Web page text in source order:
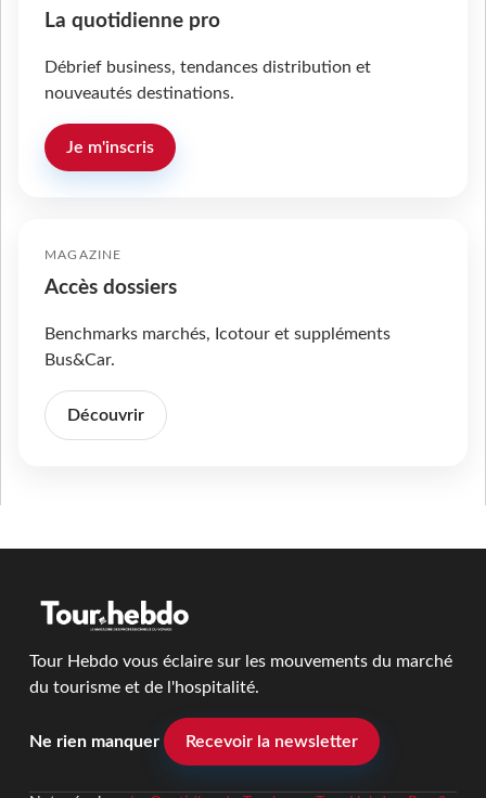
La quotidienne pro
Débrief business, tendances distribution et
nouveautés destinations.
Je m'inscris
MAGAZINE
Accès dossiers
Benchmarks marchés, Icotour et suppléments
Bus&Car.
Découvrir
Tour Hebdo vous éclaire sur les mouvements du marché
du tourisme et de l'hospitalité.
Ne rien manquer Recevoir la newsletter